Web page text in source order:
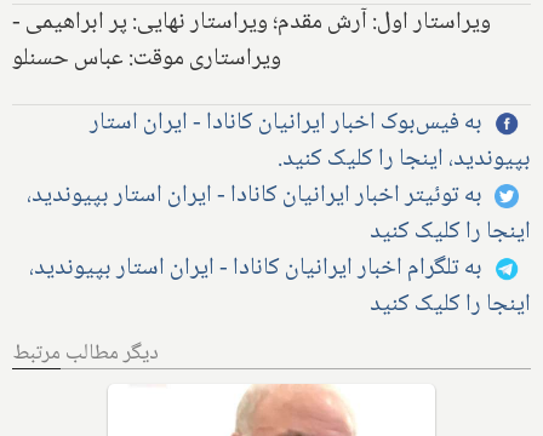
ویراستار اول: آرش مقدم؛ ویراستار نهایی: پر ابراهیمی -
ویراستاری موقت: عباس حسنلو
به فیس‌بوک اخبار ایرانیان کانادا - ایران استار
بپیوندید، اینجا را کلیک کنید.
به توئیتر اخبار ایرانیان کانادا - ایران استار بپیوندید،
اینجا را کلیک کنید
به تلگرام اخبار ایرانیان کانادا - ایران استار بپیوندید،
اینجا را کلیک کنید
دیگر مطالب مرتبط